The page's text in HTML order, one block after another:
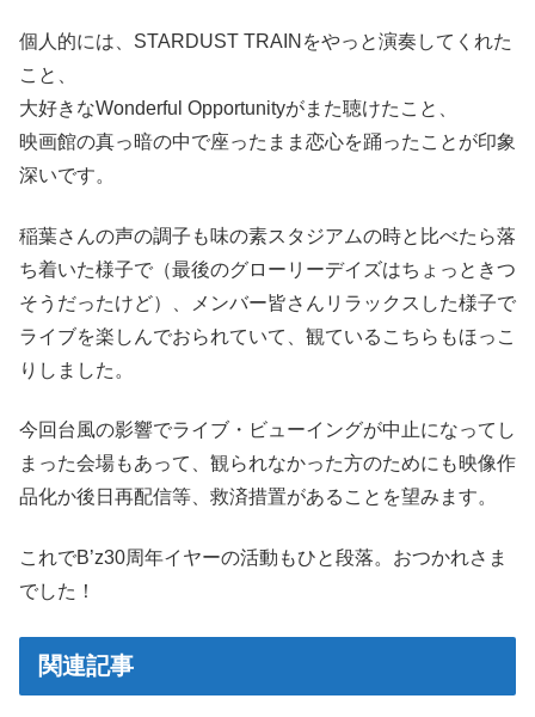
個人的には、STARDUST TRAINをやっと演奏してくれた
こと、
大好きなWonderful Opportunityがまた聴けたこと、
映画館の真っ暗の中で座ったまま恋心を踊ったことが印象
深いです。
稲葉さんの声の調子も味の素スタジアムの時と比べたら落
ち着いた様子で（最後のグローリーデイズはちょっときつ
そうだったけど）、メンバー皆さんリラックスした様子で
ライブを楽しんでおられていて、観ているこちらもほっこ
りしました。
今回台風の影響でライブ・ビューイングが中止になってし
まった会場もあって、観られなかった方のためにも映像作
品化か後日再配信等、救済措置があることを望みます。
これでB’z30周年イヤーの活動もひと段落。おつかれさま
でした！
関連記事